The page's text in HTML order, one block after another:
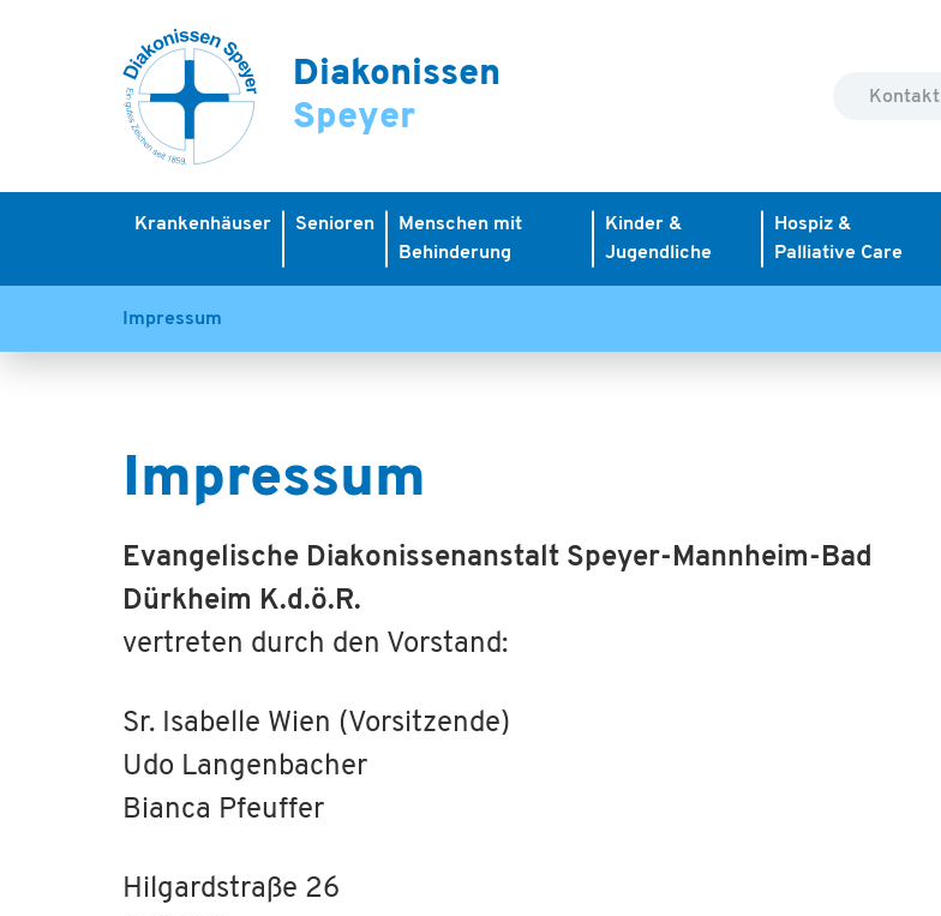
Diakonissen
Speyer
Kontakt
Krankenhäuser Senioren
Menschen mit
Behinderung
Kinder &
Jugendliche
Hospiz &
Palliative Care
Impressum
Impressum
Evangelische Diakonissenanstalt Speyer-Mannheim-Bad
Dürkheim K.d.ö.R.
vertreten durch den Vorstand:
Sr. Isabelle Wien (Vorsitzende)
Udo Langenbacher
Bianca Pfeuffer
Hilgardstraße 26